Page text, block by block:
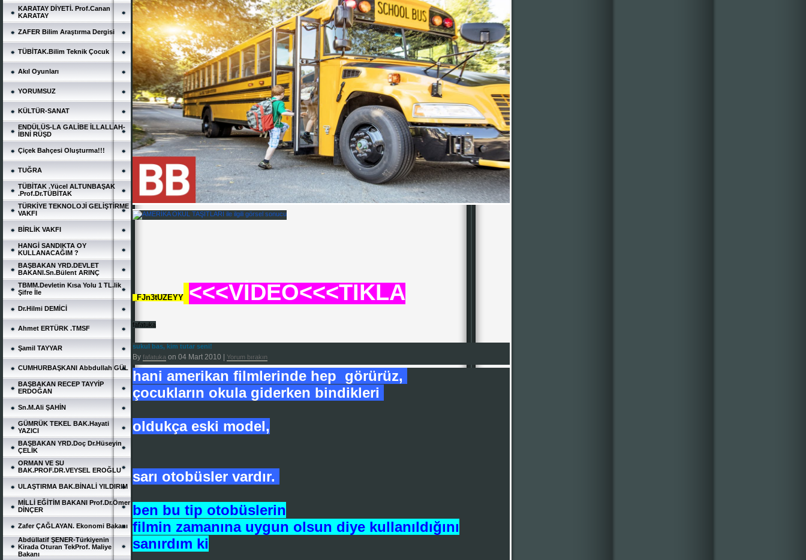
KARATAY DİYETİ. Prof.Canan
KARATAY
ZAFER Bilim Araştırma Dergisi
TÜBİTAK.Bilim Teknik Çocuk
Akıl Oyunları
YORUMSUZ
KÜLTÜR-SANAT
ENDÜLÜS-LA GALİBE İLLALLAH-
İBNİ RÜŞD
Çiçek Bahçesi Oluşturma!!!
TUĞRA
TÜBİTAK .Yücel ALTUNBAŞAK
.Prof.Dr.TÜBİTAK
TÜRKİYE TEKNOLOJİ GELİŞTİRME
VAKFI
BİRLİK VAKFI
HANGİ SANDIKTA OY
KULLANACAĞIM ?
BAŞBAKAN YRD.DEVLET
BAKANI.Sn.Bülent ARINÇ
TBMM.Devletin Kısa Yolu 1 TL.lik
Şifre İle
Dr.Hilmi DEMİCİ
Ahmet ERTÜRK .TMSF
Şamil TAYYAR
CUMHURBAŞKANI Abbdullah GÜL
BAŞBAKAN RECEP TAYYİP
ERDOĞAN
Sn.M.Ali ŞAHİN
GÜMRÜK TEKEL BAK.Hayati
YAZICI
BAŞBAKAN YRD.Doç Dr.Hüseyin
ÇELİK
ORMAN VE SU
BAK.PROF.DR.VEYSEL EROĞLU
ULAŞTIRMA BAK.BİNALİ YILDIRIM
MİLLİ EĞİTİM BAKANI Prof.Dr.Ömer
DİNÇER
Zafer ÇAĞLAYAN. Ekonomi Bakanı
Abdüllatif ŞENER-Türkiyenin
Kirada Oturan TekProf. Maliye
Bakanı
_FJn3tUZEYY <<<VİDEO<<<TIKLA
fafatuka
sukul bas, kim tutar seni!
By fafatuka on 04 Mart 2010 Yorum bırakın
hani amerikan filmlerinde hep görürüz,
çocukların okula giderken bindikleri
oldukça eski model,
sarı otobüsler vardır.
ben bu tip otobüslerin
filmin zamanına uygun olsun diye kullanıldığını
sanırdım ki